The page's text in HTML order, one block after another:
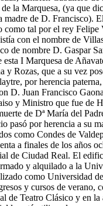
la Marquesa, (ya que
madre de D. Francisco).
como tal por el rey Felipe
con el nombre de
de nombre D. Gaspar
esta I Marquesa de
y Rozas, que a su vez
por herencia
D. Juan Francisco
y Ministro que fue de
de Dª María del
pasó por herencia a su
como Condes de
a finales de los años
de Ciudad Real. El
y alquilado a la
como Universidad
y cursos de verano,
de Teatro Clásico y en la